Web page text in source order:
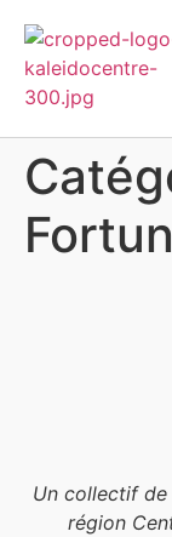
Un collectif
région